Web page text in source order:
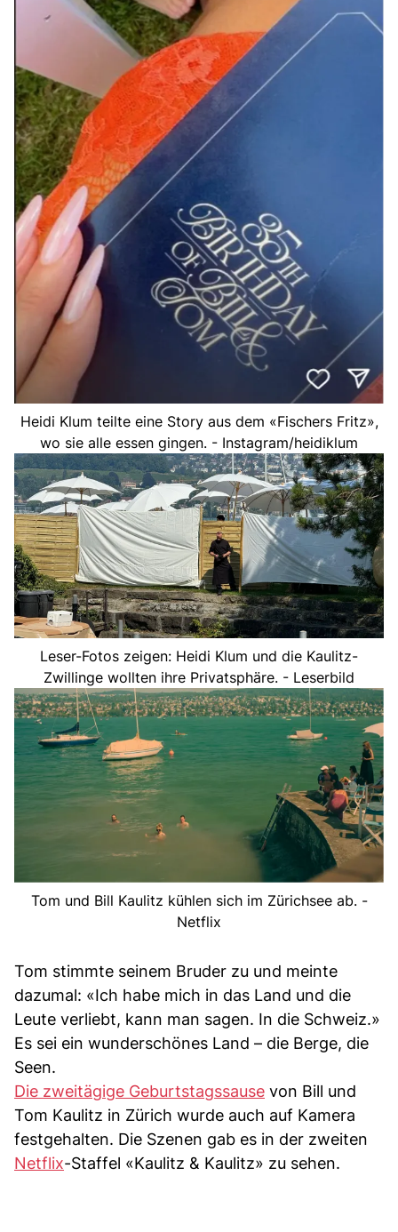
Heidi Klum teilte eine Story aus dem «Fischers Fritz»,
wo sie alle essen gingen. - Instagram/heidiklum
Leser-Fotos zeigen: Heidi Klum und die Kaulitz-
Zwillinge wollten ihre Privatsphäre. - Leserbild
Tom und Bill Kaulitz kühlen sich im Zürichsee ab. -
Netflix
Tom stimmte seinem Bruder zu und meinte
dazumal: «Ich habe mich in das Land und die
Leute verliebt, kann man sagen. In die Schweiz.»
Es sei ein wunderschönes Land – die Berge, die
Seen.
Die zweitägige Geburtstagssause von Bill und
Tom Kaulitz in Zürich wurde auch auf Kamera
festgehalten. Die Szenen gab es in der zweiten
Netflix-Staffel «Kaulitz & Kaulitz» zu sehen.